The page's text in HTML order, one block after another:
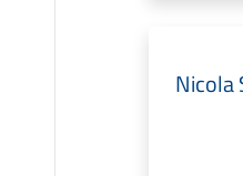
Nicola